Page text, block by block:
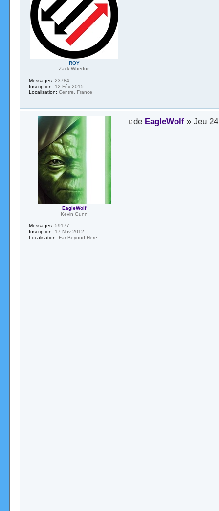
ROY
Zack Whedon
Messages: 23784
Inscription: 12 Fév 2015
Localisation: Centre, France
de EagleWolf» Jeu 24
EagleWolf
Kevin Gunn
Messages: 59177
Inscription: 17 Nov 2012
Localisation: Far Beyond Here